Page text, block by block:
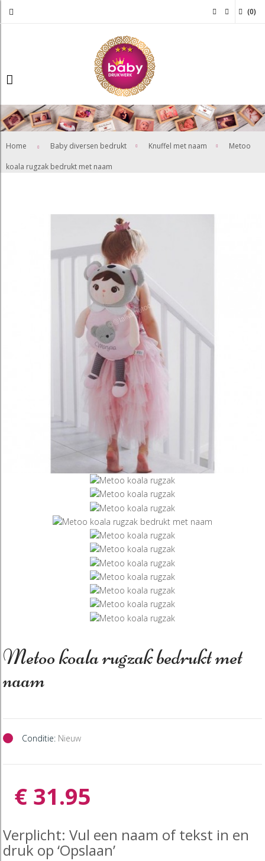
(0)
Home Baby diversen bedrukt Knuffel met naam Metoo
koala rugzak bedrukt met naam
Metoo koala rugzak bedrukt met
naam
Conditie: Nieuw
€ 31.95
Verplicht: Vul een naam of tekst in en
druk op ‘Opslaan’